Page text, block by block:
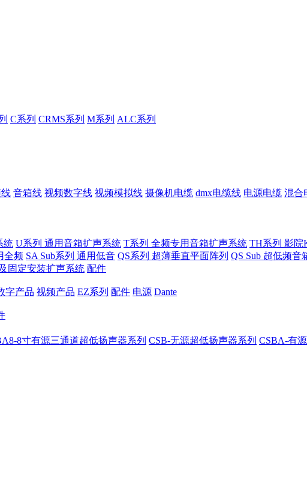
C系列 CRMS系列 M系列 ALC系列
音箱线 视频数字线 视频模拟线 摄像机电缆 dmx电缆线 电源电缆 混合
统 U系列 通用音箱扩声系统 T系列 全频专用音箱扩声系统 TH系列 影院
全频 SA Sub系列 通用低音 QS系列 超薄垂直平面阵列 QS Sub 超低频音
固定安装扩声系统 配件
字产品 视频产品 EZ系列 配件 电源 Dante
8寸有源三通道超低扬声器系列 CSB-无源超低扬声器系列 CSBA-有